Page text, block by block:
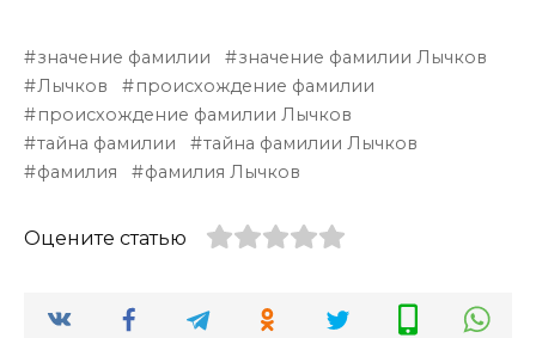
значение фамилии
значение фамилии Лычков
Лычков
происхождение фамилии
происхождение фамилии Лычков
тайна фамилии
тайна фамилии Лычков
фамилия
фамилия Лычков
Оцените статью